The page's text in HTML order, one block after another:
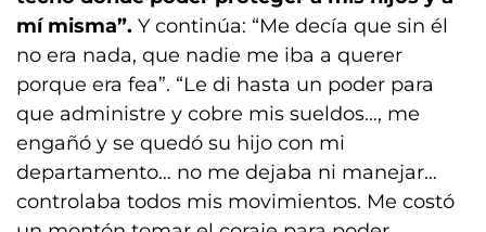
mí misma”. Y continúa: “Me decía que sin él
no era nada, que nadie me iba a querer
porque era fea”. “Le di hasta un poder para
que administre y cobre mis sueldos…, me
engañó y se quedó su hijo con mi
departamento… no me dejaba ni manejar…
controlaba todos mis movimientos. Me costó